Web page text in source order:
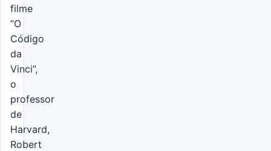
filme
“O
Código
da
Vinci”,
o
professor
de
Harvard,
Robert